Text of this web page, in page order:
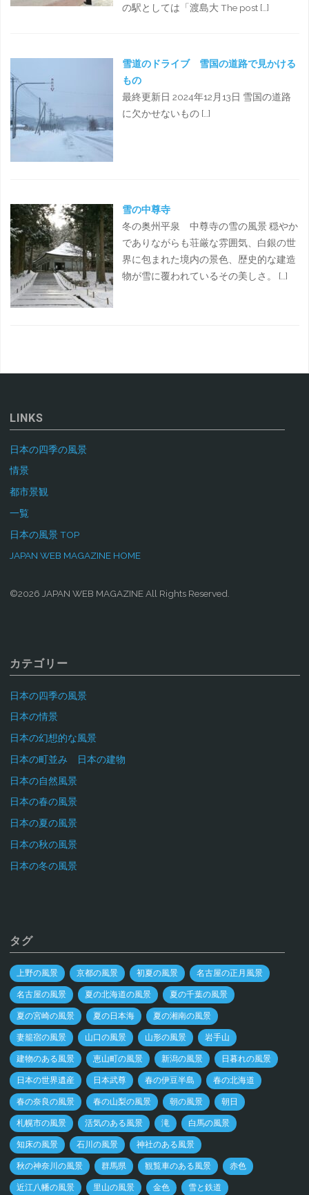
の駅としては「渡島大 The post […]
雪道のドライブ 雪国の道路で見かける
もの
最終更新日 2024年12月13日 雪国の道路
に欠かせないもの […]
雪の中尊寺
冬の奥州平泉 中尊寺の雪の風景 穏やか
でありながらも荘厳な雰囲気、白銀の世
界に包まれた境内の景色、歴史的な建造
物が雪に覆われているその美しさ。 […]
LINKS
日本の四季の風景
情景
都市景観
一覧
日本の風景 TOP
JAPAN WEB MAGAZINE HOME
©2026 JAPAN WEB MAGAZINE All Rights Reserved.
カテゴリー
日本の四季の風景
日本の情景
日本の幻想的な風景
日本の町並み 日本の建物
日本の自然風景
日本の春の風景
日本の夏の風景
日本の秋の風景
日本の冬の風景
タグ
上野の風景 京都の風景 初夏の風景 名古屋の正月風景
名古屋の風景 夏の北海道の風景 夏の千葉の風景
夏の宮崎の風景 夏の日本海 夏の湘南の風景
妻籠宿の風景 山口の風景 山形の風景 岩手山
建物のある風景 恵山町の風景 新潟の風景 日暮れの風景
日本の世界遺産 日本武尊 春の伊豆半島 春の北海道
春の奈良の風景 春の山梨の風景 朝の風景 朝日
札幌市の風景 活気のある風景 滝 白馬の風景
知床の風景 石川の風景 神社のある風景
秋の神奈川の風景 群馬県 観覧車のある風景 赤色
近江八幡の風景 里山の風景 金色 雪と鉄道